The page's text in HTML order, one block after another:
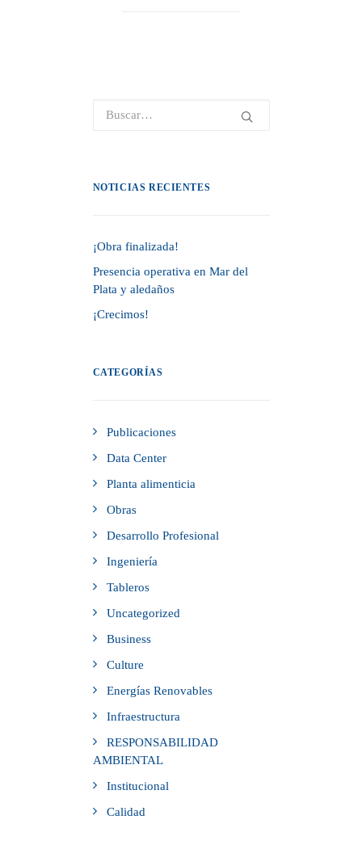
NOTICIAS RECIENTES
¡Obra finalizada!
Presencia operativa en Mar del
Plata y aledaños
¡Crecimos!
CATEGORÍAS
Publicaciones
Data Center
Planta alimenticia
Obras
Desarrollo Profesional
Ingeniería
Tableros
Uncategorized
Business
Culture
Energías Renovables
Infraestructura
RESPONSABILIDAD
AMBIENTAL
Institucional
Calidad